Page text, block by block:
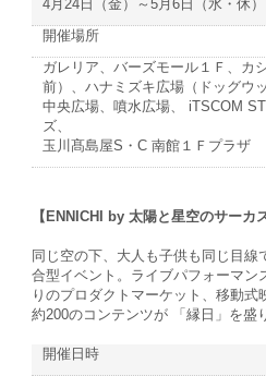
4月24日（金）～5月6日（水・休
開催場所
ガレリア、バーズモール１Ｆ、カ
前）、ハナミズキ広場（ドッグウ
中央広場、噴水広場、 iTSCOM
ズ、
玉川髙島屋S・C 南館１Ｆプラザ
【ENNICHI by 太陽と星空のサーカス
同じ空の下、大人も子供も同じ目線
合型イベント。ライブパフォーマン
りのプロダクトマーケット、移動
約200のコンテンツが 「縁日」を盛
開催日時